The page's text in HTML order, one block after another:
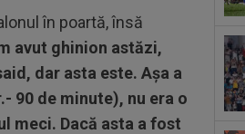
în poartă, însă
avut ghinion astăzi,
dar asta este. Așa a
90 de minute), nu era o
meci. Dacă asta a fost